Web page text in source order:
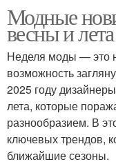
Модные
весны и
Неделя моды — это
возможность
2025 году
лета, которые
разнообразием. В
ключевых трендов,
ближайшие сезоны.